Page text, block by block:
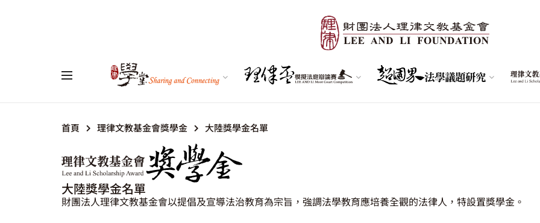
首頁 理律文教基金會獎學金 大陸獎學金名單
大陸獎學金名單
財團法人理律文教基金會以提倡及宣導法治教育為宗旨，強調法學教育應培養全觀的法律人，特設置獎學金。